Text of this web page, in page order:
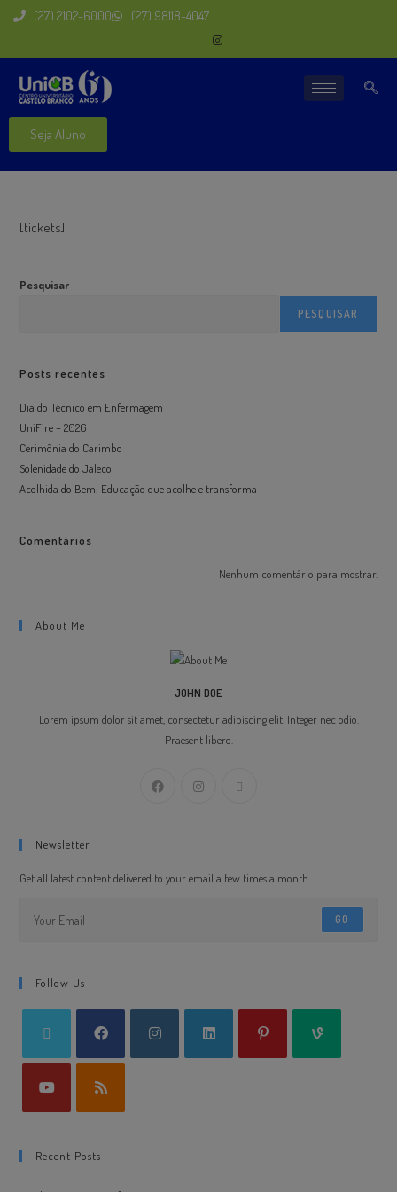
(27) 2102-6000 (27) 98118-4047
Seja Aluno
[tickets]
Pesquisar
PESQUISAR
Posts recentes
Dia do Técnico em Enfermagem
UniFire – 2026
Cerimônia do Carimbo
Solenidade do Jaleco
Acolhida do Bem: Educação que acolhe e transforma
Comentários
Nenhum comentário para mostrar.
About Me
JOHN DOE
Lorem ipsum dolor sit amet, consectetur adipiscing elit. Integer nec odio.
Praesent libero.
Newsletter
Get all latest content delivered to your email a few times a month.
GO
Follow Us
Recent Posts